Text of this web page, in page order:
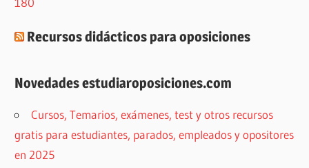
Recursos didácticos para oposiciones
Novedades estudiaroposiciones.com
Cursos, Temarios, exámenes, test y otros recursos
gratis para estudiantes, parados, empleados y opositores
en 2025